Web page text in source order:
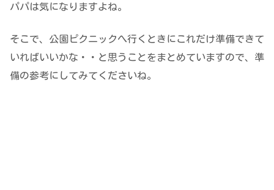
パパは気になりますよね。
そこで、公園ピクニックへ行くときにこれだけ準備できて
いればいいかな・・と思うことをまとめていますので、準
備の参考にしてみてくださいね。